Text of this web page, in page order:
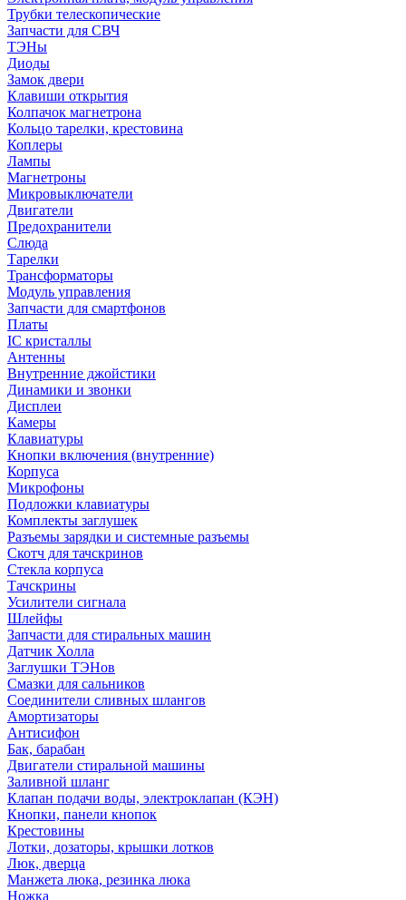
Трубки телескопические
Запчасти для СВЧ
ТЭНы
Диоды
Замок двери
Клавиши открытия
Колпачок магнетрона
Кольцо тарелки, крестовина
Коплеры
Лампы
Магнетроны
Микровыключатели
Двигатели
Предохранители
Слюда
Тарелки
Трансформаторы
Модуль управления
Запчасти для смартфонов
Платы
IC кристаллы
Антенны
Внутренние джойстики
Динамики и звонки
Дисплеи
Камеры
Клавиатуры
Кнопки включения (внутренние)
Корпуса
Микрофоны
Подложки клавиатуры
Комплекты заглушек
Разъемы зарядки и системные разъемы
Скотч для тачскринов
Стекла корпуса
Тачскрины
Усилители сигнала
Шлейфы
Запчасти для стиральных машин
Датчик Холла
Заглушки ТЭНов
Смазки для сальников
Соединители сливных шлангов
Амортизаторы
Антисифон
Бак, барабан
Двигатели стиральной машины
Заливной шланг
Клапан подачи воды, электроклапан (КЭН)
Кнопки, панели кнопок
Крестовины
Лотки, дозаторы, крышки лотков
Люк, дверца
Манжета люка, резинка люка
Ножка